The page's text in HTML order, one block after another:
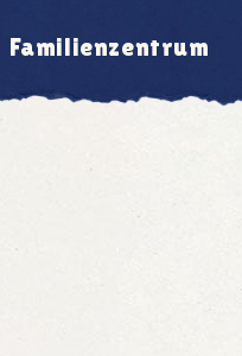
Familienzentrum